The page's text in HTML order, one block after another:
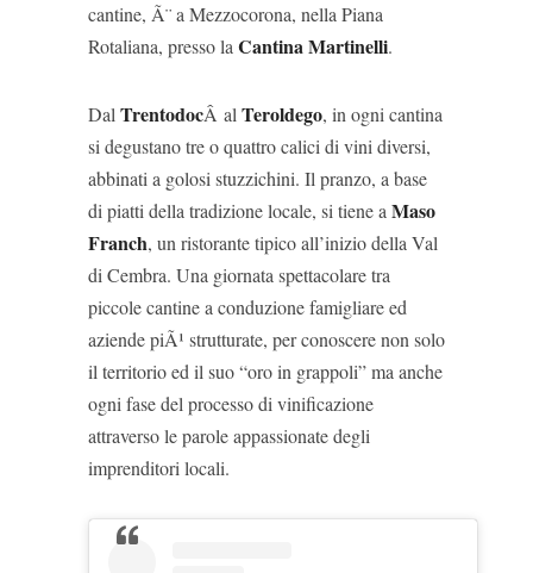
cantine, Ã¨ a Mezzocorona, nella Piana
Rotaliana, presso la Cantina Martinelli.
Dal TrentodocÂ al Teroldego, in ogni cantina
si degustano tre o quattro calici di vini diversi,
abbinati a golosi stuzzichini. Il pranzo, a base
di piatti della tradizione locale, si tiene a Maso
Franch, un ristorante tipico all’inizio della Val
di Cembra. Una giornata spettacolare tra
piccole cantine a conduzione famigliare ed
aziende piÃ¹ strutturate, per conoscere non solo
il territorio ed il suo “oro in grappoli” ma anche
ogni fase del processo di vinificazione
attraverso le parole appassionate degli
imprenditori locali.